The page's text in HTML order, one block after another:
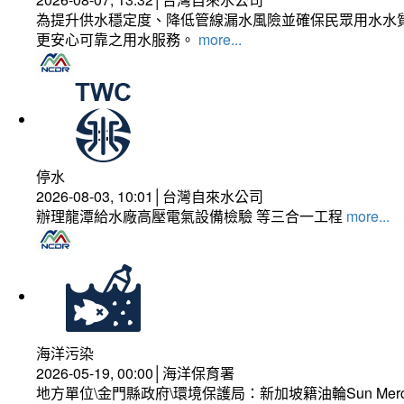
為提升供水穩定度、降低管線漏水風險並確保民眾用水
更安心可靠之用水服務。 more...
停水
2026-08-03, 10:01│台灣自來水公司
辦理龍潭給水廠高壓電氣設備檢驗 等三合一工程 more...
海洋污染
2026-05-19, 00:00│海洋保育署
地方單位\金門縣政府\環境保護局：新加坡籍油輪Sun